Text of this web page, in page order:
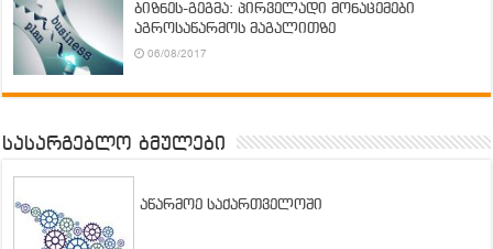
ბიზნეს-გეგმა: პირველადი მონაცემები
აგროსაწარმოს მაგალითზე
06/08/2017
სასარგებლო ბმულები
აწარმოე საქართველოში